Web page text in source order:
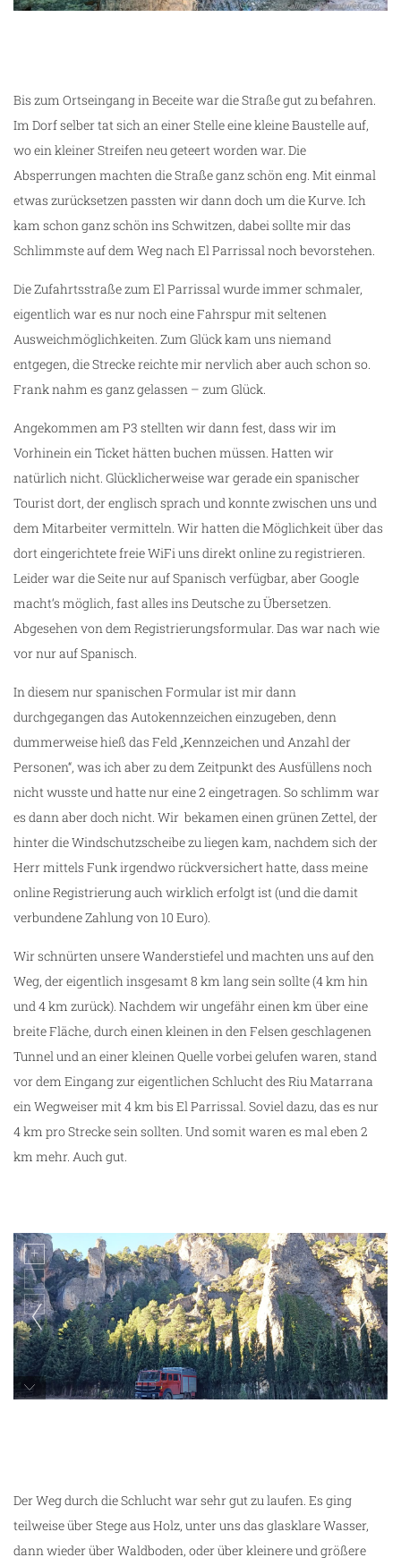
Bis zum Ortseingang in Beceite war die Straße gut zu befahren.
Im Dorf selber tat sich an einer Stelle eine kleine Baustelle auf,
wo ein kleiner Streifen neu geteert worden war. Die
Absperrungen machten die Straße ganz schön eng. Mit einmal
etwas zurücksetzen passten wir dann doch um die Kurve. Ich
kam schon ganz schön ins Schwitzen, dabei sollte mir das
Schlimmste auf dem Weg nach El Parrissal noch bevorstehen.
Die Zufahrtsstraße zum El Parrissal wurde immer schmaler,
eigentlich war es nur noch eine Fahrspur mit seltenen
Ausweichmöglichkeiten. Zum Glück kam uns niemand
entgegen, die Strecke reichte mir nervlich aber auch schon so.
Frank nahm es ganz gelassen – zum Glück.
Angekommen am P3 stellten wir dann fest, dass wir im
Vorhinein ein Ticket hätten buchen müssen. Hatten wir
natürlich nicht. Glücklicherweise war gerade ein spanischer
Tourist dort, der englisch sprach und konnte zwischen uns und
dem Mitarbeiter vermitteln. Wir hatten die Möglichkeit über das
dort eingerichtete freie WiFi uns direkt online zu registrieren.
Leider war die Seite nur auf Spanisch verfügbar, aber Google
macht‘s möglich, fast alles ins Deutsche zu Übersetzen.
Abgesehen von dem Registrierungsformular. Das war nach wie
vor nur auf Spanisch.
In diesem nur spanischen Formular ist mir dann
durchgegangen das Autokennzeichen einzugeben, denn
dummerweise hieß das Feld „Kennzeichen und Anzahl der
Personen“, was ich aber zu dem Zeitpunkt des Ausfüllens noch
nicht wusste und hatte nur eine 2 eingetragen. So schlimm war
es dann aber doch nicht. Wir bekamen einen grünen Zettel, der
hinter die Windschutzscheibe zu liegen kam, nachdem sich der
Herr mittels Funk irgendwo rückversichert hatte, dass meine
online Registrierung auch wirklich erfolgt ist (und die damit
verbundene Zahlung von 10 Euro).
Wir schnürten unsere Wanderstiefel und machten uns auf den
Weg, der eigentlich insgesamt 8 km lang sein sollte (4 km hin
und 4 km zurück). Nachdem wir ungefähr einen km über eine
breite Fläche, durch einen kleinen in den Felsen geschlagenen
Tunnel und an einer kleinen Quelle vorbei gelufen waren, stand
vor dem Eingang zur eigentlichen Schlucht des Riu Matarrana
ein Wegweiser mit 4 km bis El Parrissal. Soviel dazu, das es nur
4 km pro Strecke sein sollten. Und somit waren es mal eben 2
km mehr. Auch gut.
Der Weg durch die Schlucht war sehr gut zu laufen. Es ging
teilweise über Stege aus Holz, unter uns das glasklare Wasser,
dann wieder über Waldboden, oder über kleinere und größere